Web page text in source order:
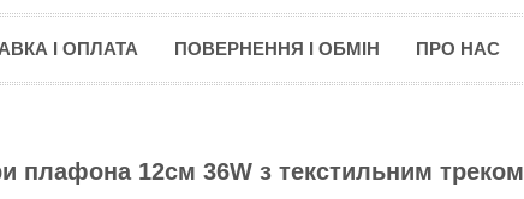
І ОПЛАТА ПОВЕРНЕННЯ І ОБМІН ПРО НАС
плафона 12см 36W з текстильним треком